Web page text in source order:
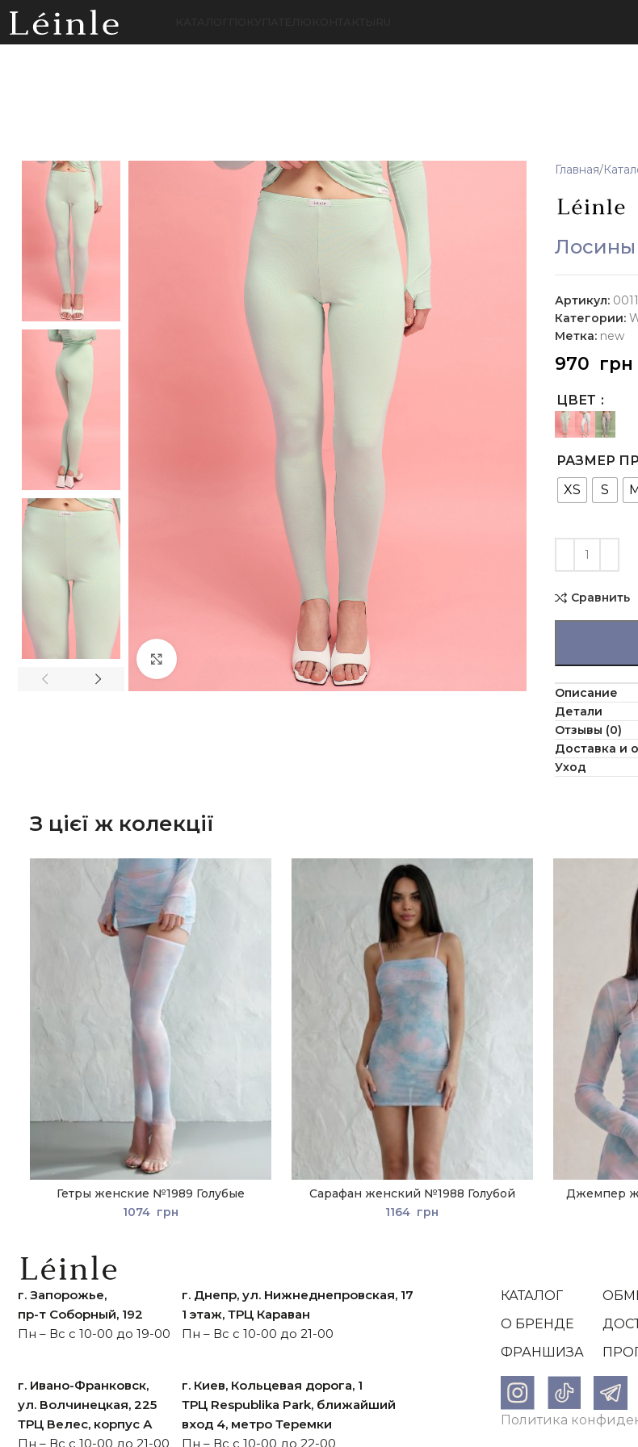
Главная
Лосины
Артикул:
Категории:
Метка: new
970 грн
ЦВЕТ
РАЗМЕР
XS
S
Сравнить
Описание
Детали
Отзывы (0)
Доставка и
Уход
З цієї ж колекції
Гетры женские №1989 Голубые
1074 грн
Сарафан женский №1988 Голубой
1164 грн
Джемпер
г. Запорожье,
пр-т Cоборный, 192
Пн – Вс с 10-00 до 19-00
г. Днепр, ул. Нижнеднепровская, 17
1 этаж, ТРЦ Караван
Пн – Вс с 10-00 до 21-00
г. Ивано-Франковск,
ул. Волчинецкая, 225
ТРЦ Велес, корпус А
Пн – Вс с 10-00 до 21-00
г. Киев, Кольцевая дорога, 1
ТРЦ Respublika Park, ближайший
вход 4, метро Теремки
Пн – Вс с 10-00 до 22-00
КАТАЛОГ
О БРЕНДЕ
ФРАНШИЗА
Политика